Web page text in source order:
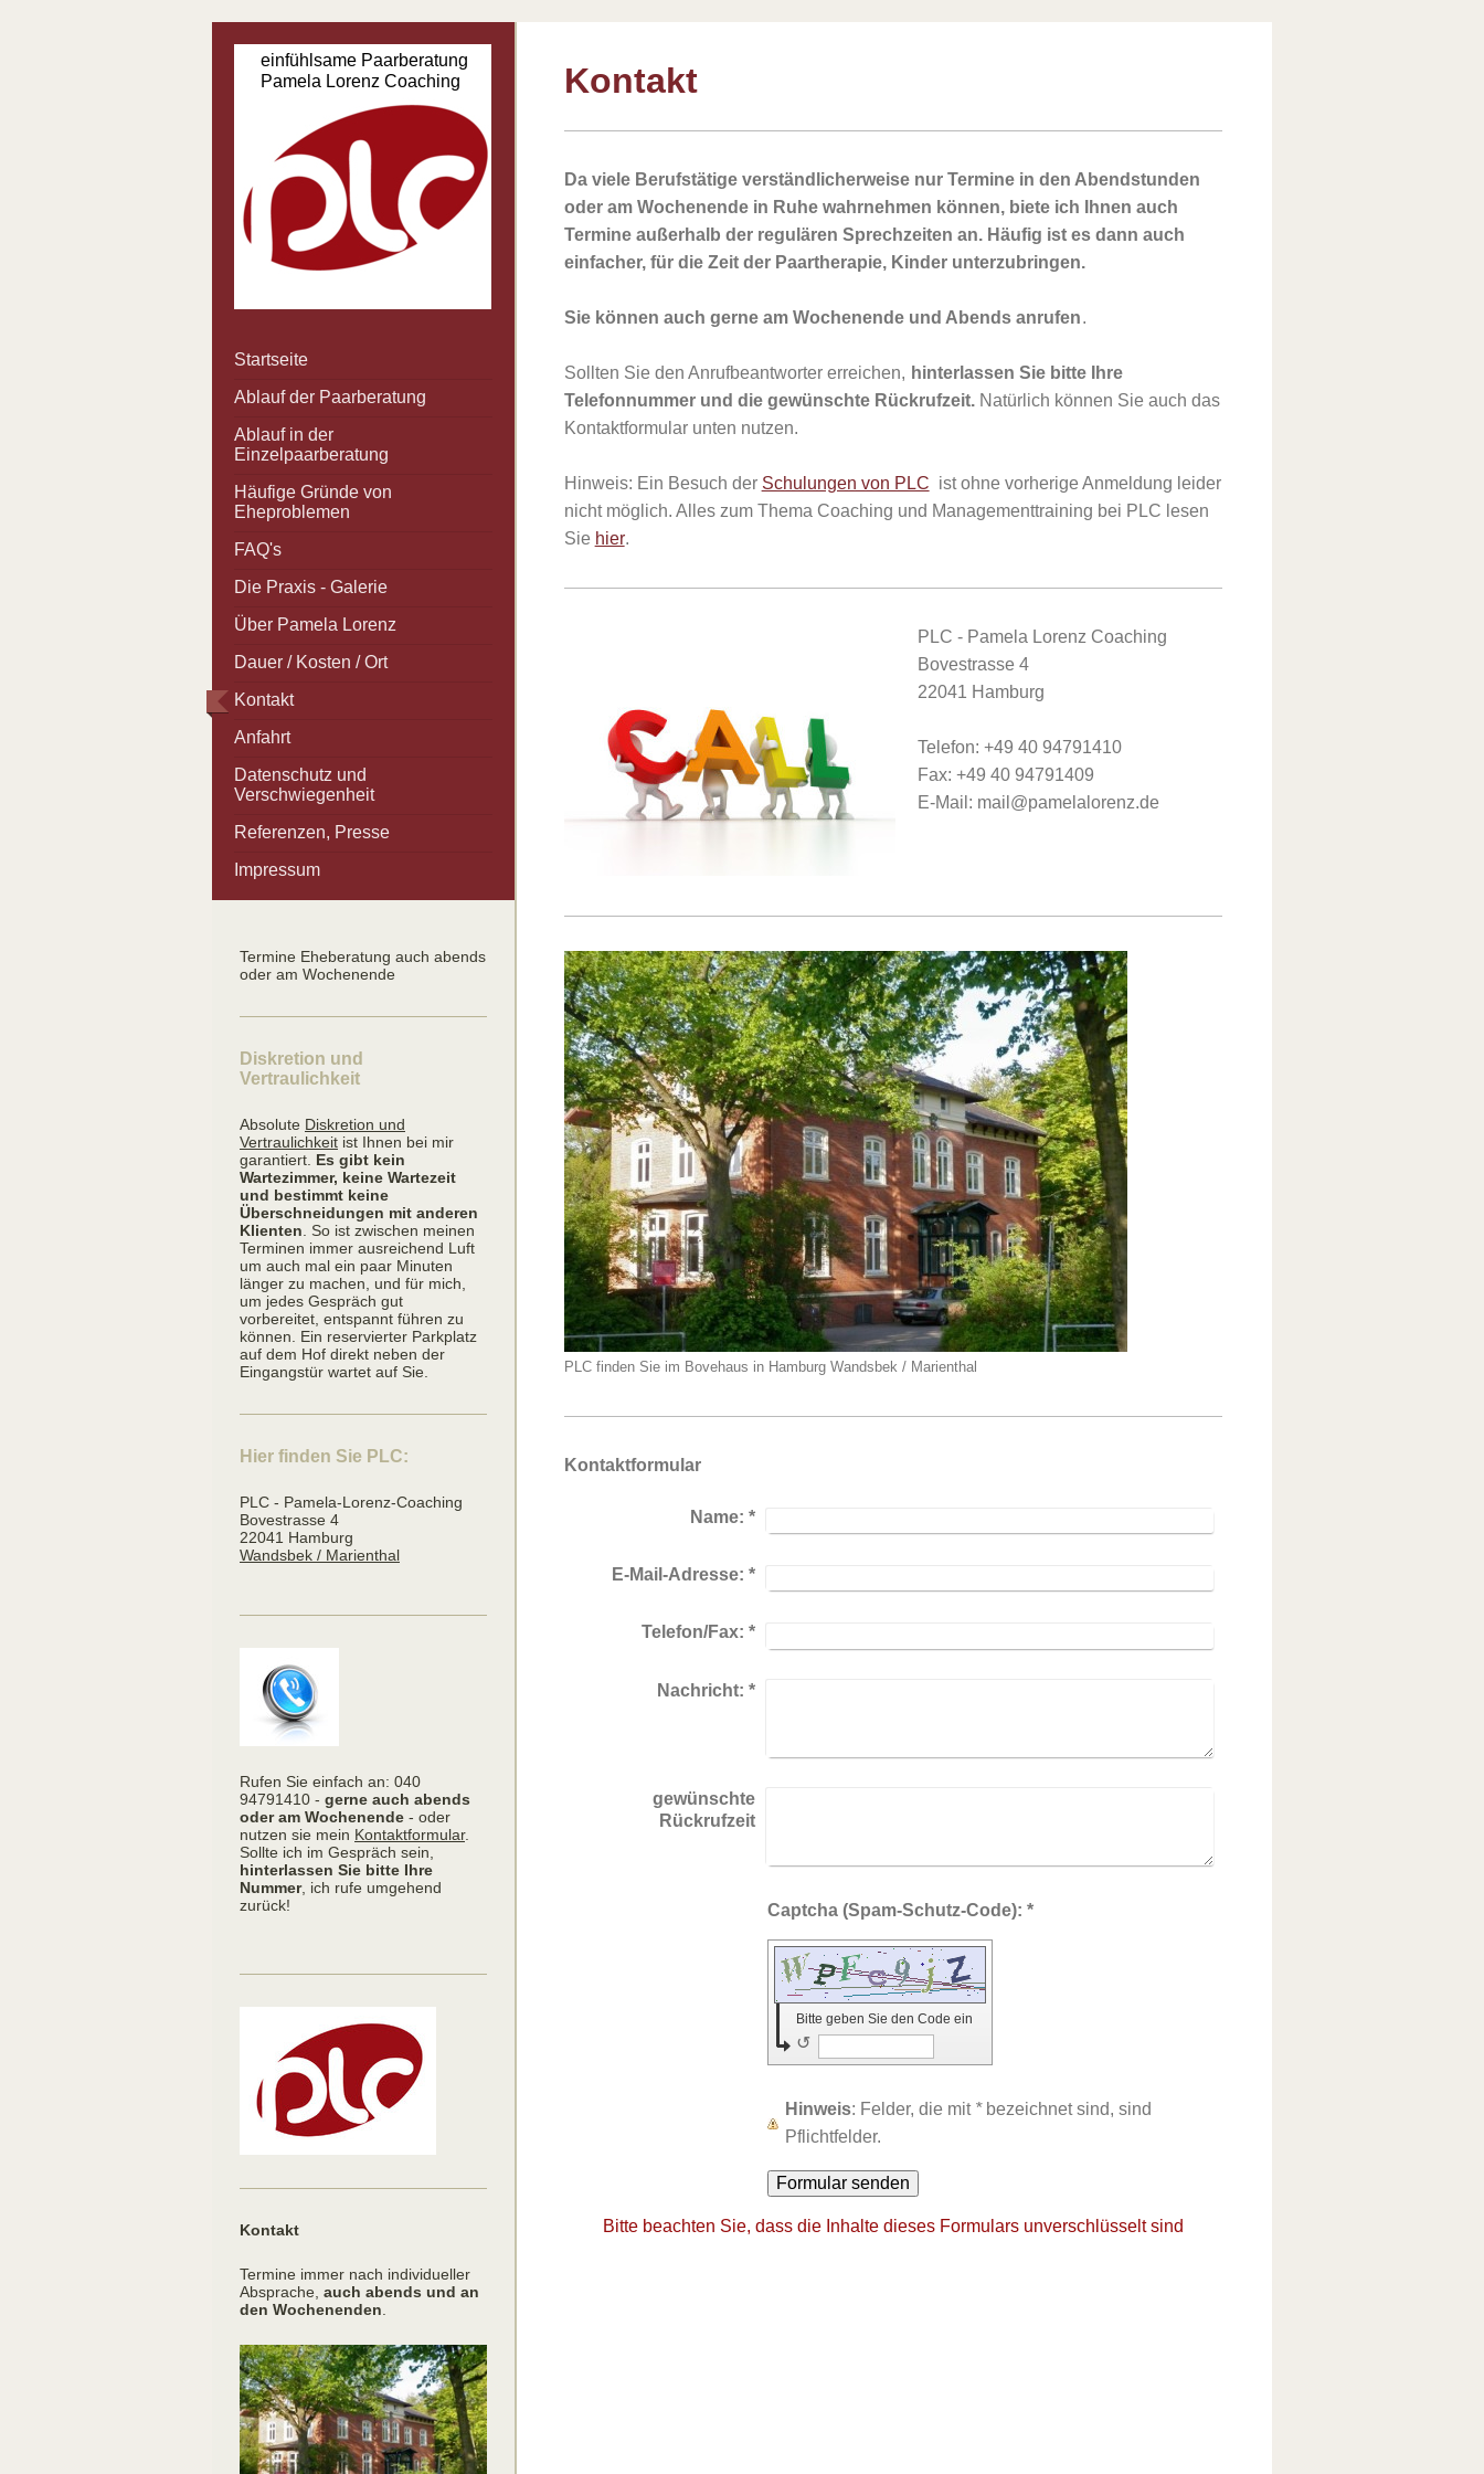
einfühlsame Paarberatung
Pamela Lorenz Coaching
Startseite
Ablauf der Paarberatung
Ablauf in der
Einzelpaarberatung
Häufige Gründe von
Eheproblemen
FAQ's
Die Praxis - Galerie
Über Pamela Lorenz
Dauer / Kosten / Ort
Kontakt
Anfahrt
Datenschutz und
Verschwiegenheit
Referenzen, Presse
Impressum
Termine Eheberatung auch abends
oder am Wochenende
Diskretion und
Vertraulichkeit
Absolute Diskretion und
Vertraulichkeit ist Ihnen bei mir
garantiert. Es gibt kein
Wartezimmer, keine Wartezeit
und bestimmt keine
Überschneidungen mit anderen
Klienten . So ist zwischen meinen
Terminen immer ausreichend Luft
um auch mal ein paar Minuten
länger zu machen, und für mich,
um jedes Gespräch gut
vorbereitet, entspannt führen zu
können. Ein reservierter Parkplatz
auf dem Hof direkt neben der
Eingangstür wartet auf Sie.
Hier finden Sie PLC:
PLC - Pamela-Lorenz-Coaching
Bovestrasse 4
22041 Hamburg
Wandsbek / Marienthal
Rufen Sie einfach an: 040
94791410 - gerne auch abends
oder am Wochenende - oder
nutzen sie mein Kontaktformular.
Sollte ich im Gespräch sein,
hinterlassen Sie bitte Ihre
Nummer, ich rufe umgehend
zurück!
Kontakt
Termine immer nach individueller
Absprache, auch abends und an
den Wochenenden
Kontakt
Da viele Berufstätige verständlicherweise nur Termine in den Abendstunden
oder am Wochenende in Ruhe wahrnehmen können, biete ich Ihnen auch
Termine außerhalb der regulären Sprechzeiten an. Häufig ist es dann auch
einfacher, für die Zeit der Paartherapie, Kinder unterzubringen.
Sie können auch gerne am Wochenende und Abends anrufen.
Sollten Sie den Anrufbeantworter erreichen, hinterlassen Sie bitte Ihre
Telefonnummer und die gewünschte Rückrufzeit.Natürlich können Sie auch das
Kontaktformular unten nutzen.
Hinweis: Ein Besuch der Schulungen von PLC ist ohne vorherige Anmeldung leider
nicht möglich. Alles zum Thema Coaching und Managementtraining bei PLC lesen
Sie hier.
PLC - Pamela Lorenz Coaching
Bovestrasse 4
22041 Hamburg
Telefon: +49 40 94791410
Fax: +49 40 94791409
E-Mail: mail@pamelalorenz.de
PLC finden Sie im Bovehaus in Hamburg Wandsbek / Marienthal
Kontaktformular
Name: *
E-Mail-Adresse: *
Telefon/Fax: *
Nachricht: *
gewünschte
Rückrufzeit
Captcha (Spam-Schutz-Code): *
Bitte geben Sie den Code ein
↺
Hinweis : Felder, die mit *bezeichnet sind, sind
Pflichtfelder.
Bitte beachten Sie, dass die Inhalte dieses Formulars unverschlüsselt sind